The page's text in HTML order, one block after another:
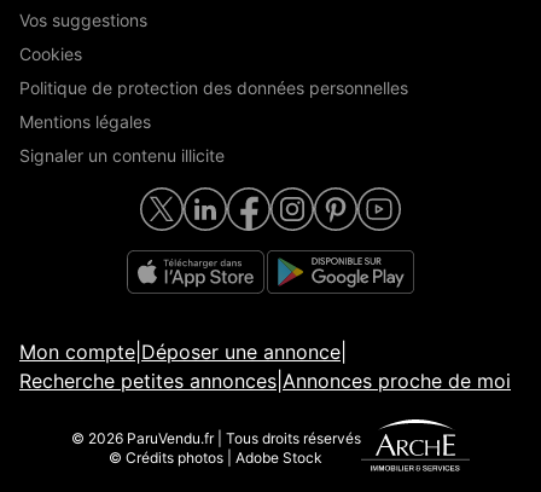
Vos suggestions
Cookies
Politique de protection des données personnelles
Mentions légales
Signaler un contenu illicite
Mon compte Déposer une annonce
Recherche petites annonces Annonces proche de moi
© 2026 ParuVendu.fr | Tous droits réservés
© Crédits photos | Adobe Stock